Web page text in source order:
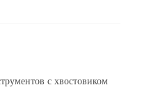
с хвостовиком